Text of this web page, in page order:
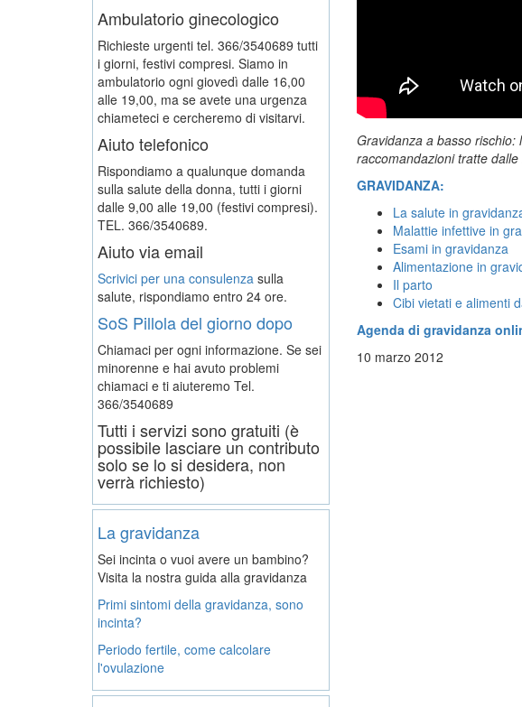
Gravidanza a basso
raccomandazioni tratte
GRAVIDANZA:
La salute in
Malattie infettive in
Esami in gravidanza
Alimentazione in
Il parto
Cibi vietati e alimenti
Agenda di gravidanza
10 marzo 2012
Ambulatorio ginecologico
Richieste urgenti tel. 366/3540689 tutti
i giorni, festivi compresi. Siamo in
ambulatorio ogni giovedì dalle 16,00
alle 19,00, ma se avete una urgenza
chiameteci e cercheremo di visitarvi.
Aiuto telefonico
Rispondiamo a qualunque domanda
sulla salute della donna, tutti i giorni
dalle 9,00 alle 19,00 (festivi compresi).
TEL. 366/3540689.
Aiuto via email
Scrivici per una consulenza sulla
salute, rispondiamo entro 24 ore.
SoS Pillola del giorno dopo
Chiamaci per ogni informazione. Se sei
minorenne e hai avuto problemi
chiamaci e ti aiuteremo Tel.
366/3540689
Tutti i servizi sono gratuiti (è
possibile lasciare un contributo
solo se lo si desidera, non
verrà richiesto)
La gravidanza
Sei incinta o vuoi avere un bambino?
Visita la nostra guida alla gravidanza
Primi sintomi della gravidanza, sono
incinta?
Periodo fertile, come calcolare
l'ovulazione